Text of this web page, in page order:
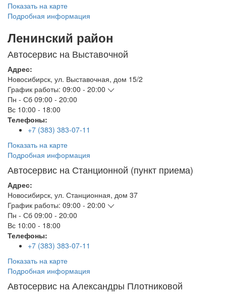
Показать на карте
Подробная информация
Ленинский район
Автосервис на Выставочной
Адрес:
Новосибирск, ул. Выставочная, дом 15/2
График работы: 09:00 - 20:00
Пн - Сб 09:00 - 20:00
Вс 10:00 - 18:00
Телефоны:
+7 (383) 383-07-11
Показать на карте
Подробная информация
Автосервис на Станционной (пункт приема)
Адрес:
Новосибирск, ул. Станционная, дом 37
График работы: 09:00 - 20:00
Пн - Сб 09:00 - 20:00
Вс 10:00 - 18:00
Телефоны:
+7 (383) 383-07-11
Показать на карте
Подробная информация
Автосервис на Александры Плотниковой